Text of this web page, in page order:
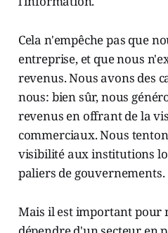
Cela n'empêche pas que
entreprise, et que nous
revenus. Nous avons des
nous: bien sûr, nous
revenus en offrant de la
commerciaux. Nous
visibilité aux institutions
paliers de gouvernements.
Mais il est important pour